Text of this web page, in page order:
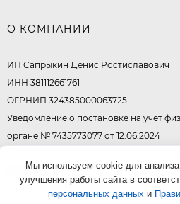
О КОМПАНИИ
ИП Сапрыкин Денис Ростиславович
ИНН 381112661761
ОГРНИП 324385000063725
Уведомление о постановке на учет
органе № 7435773077 от 12.06.2024
© 2026
Мы используем cookie для
улучшения работы сайта в
персональных данных и